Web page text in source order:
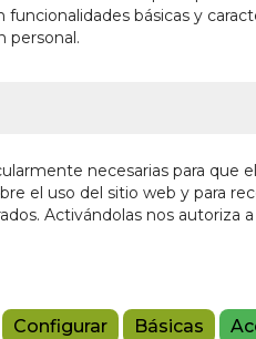
básicas y
personal.
necesarias para
el uso del sitio web y para
Activándolas nos autoriza
Configurar Básicas